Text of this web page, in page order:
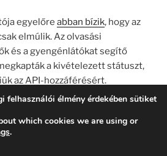
egyelőre abban bízik, hogy az
elmúlik. Az olvasási
és a gyengénlátókat segítő
a kivételezett státuszt,
az API-hozzáférésért.
felhasználói élmény érdekében sütiket
which cookies we are using or
.